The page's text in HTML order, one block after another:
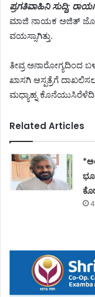
ಪ್ರಗತಿವಾಹಿನಿ ಸುದ್ದಿ;
ಮಾಜಿ ನಾಯಕ ಅಜಿತ್‌
ವಯಸ್ಸಾಗಿತ್ತು.
ತೀವ್ರ ಅನಾರೋಗ್ಯದಿಂದ
ಖಾಸಗಿ ಆಸ್ಪತ್ರೆಗೆ
ಮಧ್ಯಾಹ್ನ
Related Articles